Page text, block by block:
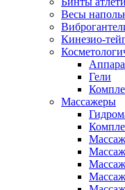
Весы
Кинезио-
Гели
Массажеры